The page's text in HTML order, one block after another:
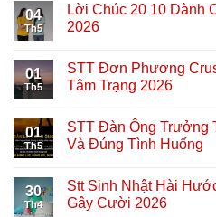
04
Th5
Lời Chúc 20 10 Dành
2026
01
Th5
STT Đơn Phương
Tâm Trạng 2026
01
Th5
STT Đàn Ông Trưởng
Và Đúng Tình Huống
30
Th4
Stt Sinh Nhật Hài
Gây Cười 2026